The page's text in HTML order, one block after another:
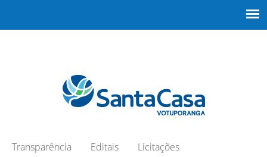
Transparência Editais
Licitações